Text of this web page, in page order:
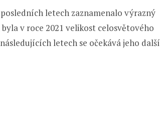
letech zaznamenalo výrazný
v roce 2021 velikost celosvětového
letech se očekává jeho další